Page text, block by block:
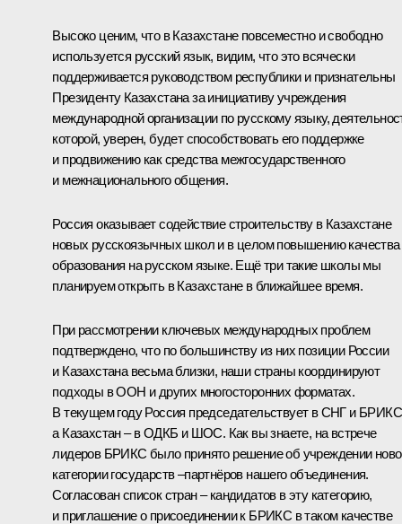
Высоко ценим, что в Казахстане повсеместно и свободно
используется русский язык, видим, что это всячески
поддерживается руководством республики и признательны
Президенту Казахстана за инициативу учреждения
международной организации по русскому языку,
которой, уверен, будет способствовать его поддержке
и продвижению как средства межгосударственного
и межнационального общения.
Россия оказывает содействие строительству в Казахстане
новых русскоязычных школ и в целом повышению качества
образования на русском языке. Ещё три такие школы мы
планируем открыть в Казахстане в ближайшее время.
При рассмотрении ключевых международных проблем
подтверждено, что по большинству из них позиции России
и Казахстана весьма близки, наши страны координируют
подходы в ООН и других многосторонних форматах.
В текущем году Россия председательствует в СНГ и
а Казахстан – в ОДКБ и ШОС. Как вы знаете, на встрече
лидеров БРИКС было принято решение об учреждении
категории государств –партнёров нашего объединения.
Согласован список стран – кандидатов в эту категорию,
и приглашение о присоединении к БРИКС в таком качестве